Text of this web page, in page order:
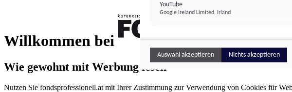
Willkommen bei
FONDS professionell
Wie gewohnt mit Werbung lesen
Nutzen Sie fondsprofessionell.at mit Ihrer Zustimmung zur Verwendung von Cookies für
YouTube
Google Ireland Limited, Irland
Auswahl akzeptieren Nichts akzeptieren